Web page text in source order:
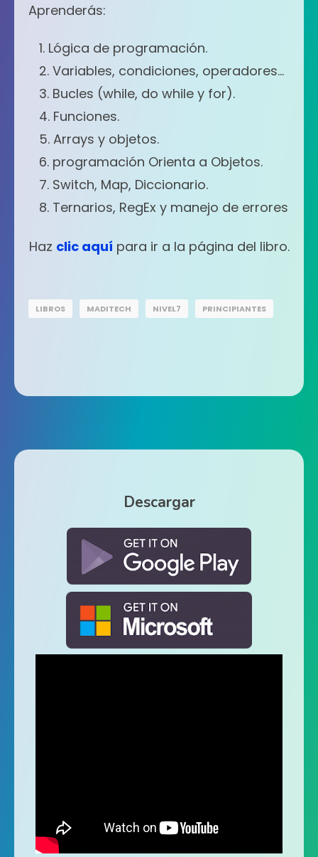
Aprenderás:
Lógica de programación.
Variables, condiciones, operadores...
Bucles (while, do while y for).
Funciones.
Arrays y objetos.
programación Orienta a Objetos.
Switch, Map, Diccionario.
Ternarios, RegEx y manejo de errores
Haz clic aquí para ir a la página del libro.
LIBROS MADITECH NIVEL7 PRINCIPIANTES
Descargar